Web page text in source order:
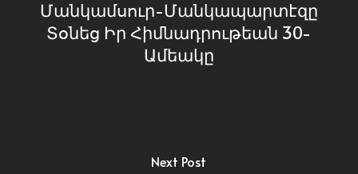
Մանկամսուր-Մանկապարտէզը
Տօնեց Իր Հիմնադրութեան 30-
Ամեակը
Next Post